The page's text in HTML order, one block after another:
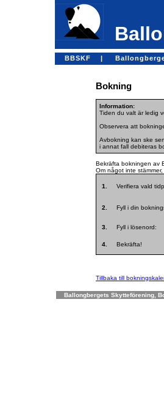
BBSKF |
Bokning
Information:
Tiden du valt är ledig
Observera att
Avbokning kan ske
i annat fall debiteras
Bekräfta bokningen av
Om något inte
1. Verifiera vald
2. Fyll i din
3. Fyll i lösenord:
4. Bekräfta!
Tillbaka till
Ballongbergets Skytteförening,